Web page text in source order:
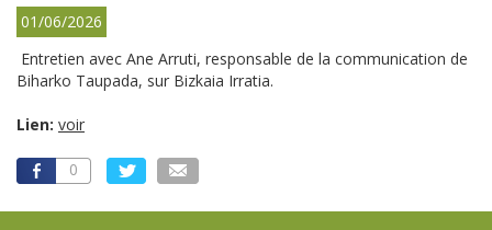
01/06/2026
Entretien avec Ane Arruti, responsable de la communication de
Biharko Taupada, sur Bizkaia Irratia.
Lien: voir
0